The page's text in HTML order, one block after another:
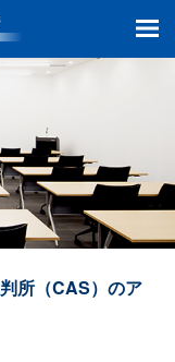
所（CAS）のア